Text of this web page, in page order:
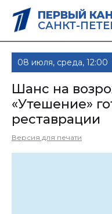
ПЕРВЫЙ
САНКТ-
08 июля, среда, 12:00
Шанс на
«Утешение»
реставрации
Версия для печати